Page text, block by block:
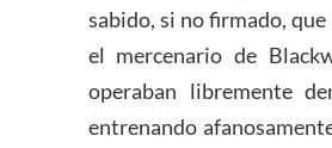
sabido, si no firmado,
el mercenario de
operaban libremente
entrenando